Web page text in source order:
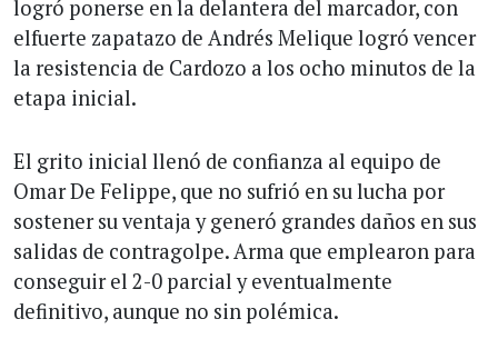
logró ponerse en la delantera del marcador, con
elfuerte zapatazo de Andrés Melique logró vencer
la resistencia de Cardozo a los ocho minutos de la
etapa inicial.
El grito inicial llenó de confianza al equipo de
Omar De Felippe, que no sufrió en su lucha por
sostener su ventaja y generó grandes daños en sus
salidas de contragolpe. Arma que emplearon para
conseguir el 2-0 parcial y eventualmente
definitivo, aunque no sin polémica.